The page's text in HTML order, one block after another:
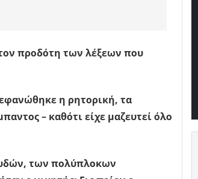
προδότη των λέξεων που
η ρητορική, τα
– καθότι είχε μαζευτεί όλο
των πολύπλοκων